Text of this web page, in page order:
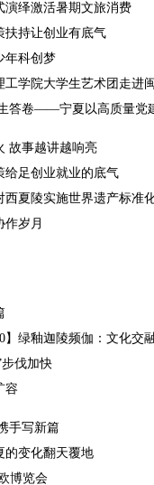
演绎激活暑期文旅消费
扶持让创业有底气
年科创梦
工学院大学生艺术团走进
答卷——宁夏以高质量党
故事越讲越响亮
给足创业就业的底气
西夏陵实施世界遗产标准
岁月
】绿釉迦陵频伽：文化交
步伐加快
容
手写新篇
的变化翻天覆地
博览会